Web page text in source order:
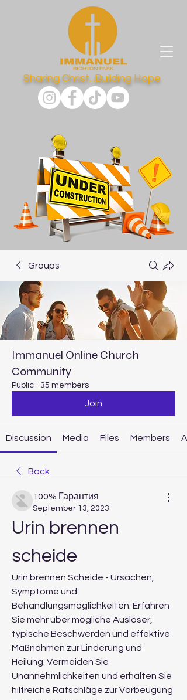
Sharing Christ...Building Hope
Groups
Immanuel Online Church
Community
Public · 35 members
Join
Discussion Media Files Members
Back
100% Гарантия
September 13, 2023
Urin brennen
scheide
Urin brennen Scheide - Ursachen,
Symptome und
Behandlungsmöglichkeiten. Erfahren
Sie mehr über mögliche Auslöser,
typische Beschwerden und effektive
Maßnahmen zur Linderung und
Heilung. Vermeiden Sie
Unannehmlichkeiten und erhalten Sie
hilfreiche Ratschläge zur Vorbeugung